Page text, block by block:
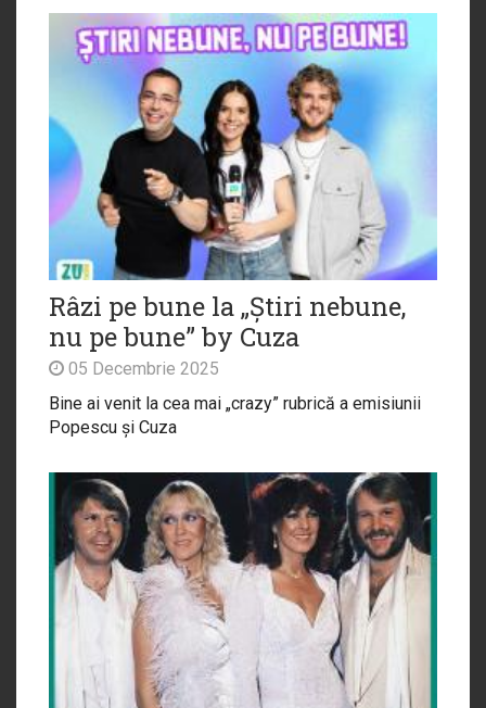
Râzi pe bune la „Știri nebune,
nu pe bune” by Cuza
05 Decembrie 2025
Bine ai venit la cea mai „crazy” rubrică a emisiunii
Popescu și Cuza